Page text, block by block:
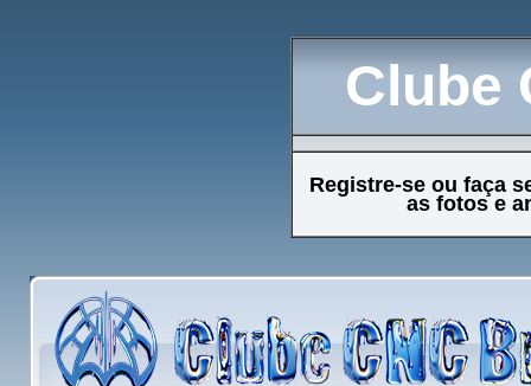
Clube
Registre-se ou faça
as fotos e